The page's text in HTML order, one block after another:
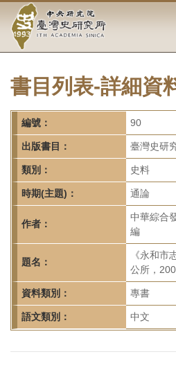
要
中
央
研
究
院-
臺
灣
史
研
究
所-
首
頁
書目列表-詳細資
編號： 90
出版書目： 臺灣史研
類別： 史料
時期(主題)： 通論
作者：
中華綜合
編
題名：
《永和市
公所，
資料類別： 專書
語文類別： 中文